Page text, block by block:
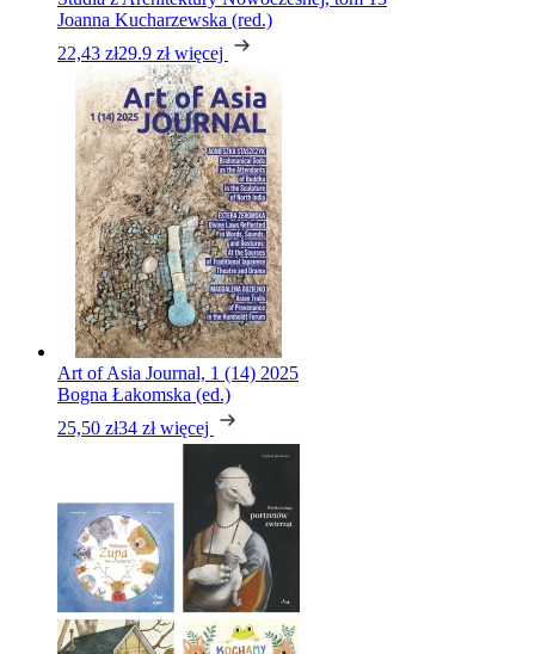
Joanna Kucharzewska (red.)
22,43 zł29.9 zł więcej
Art of Asia Journal, 1 (14) 2025
Bogna Łakomska (ed.)
25,50 zł34 zł więcej